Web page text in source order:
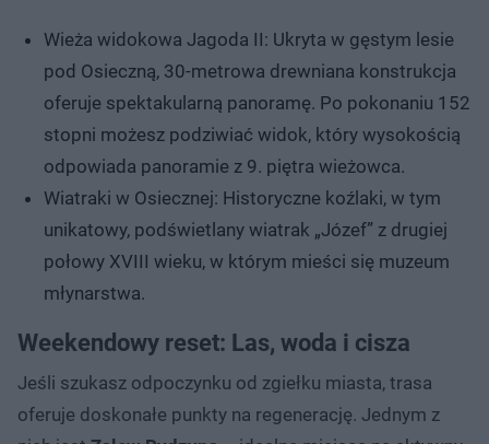
Wieża widokowa Jagoda II: Ukryta w gęstym lesie
pod Osieczną, 30-metrowa drewniana konstrukcja
oferuje spektakularną panoramę. Po pokonaniu 152
stopni możesz podziwiać widok, który wysokością
odpowiada panoramie z 9. piętra wieżowca.
Wiatraki w Osiecznej: Historyczne koźlaki, w tym
unikatowy, podświetlany wiatrak „Józef” z drugiej
połowy XVIII wieku, w którym mieści się muzeum
młynarstwa.
Weekendowy reset: Las, woda i cisza
Jeśli szukasz odpoczynku od zgiełku miasta, trasa
oferuje doskonałe punkty na regenerację. Jednym z